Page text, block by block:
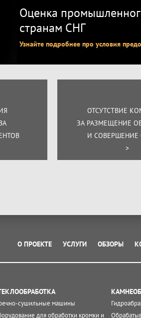
Оценка
странам СНГ
Узнайте подробнее про условия
ОТСУТСТВИЕ
ЗА РАЗМЕЩЕНИЕ
И СОВЕРШЕНИЕ
>
О ПРОЕКТЕ УСЛУГИ ОБЗОРЫ
сушильные машины
для обработки кромки и